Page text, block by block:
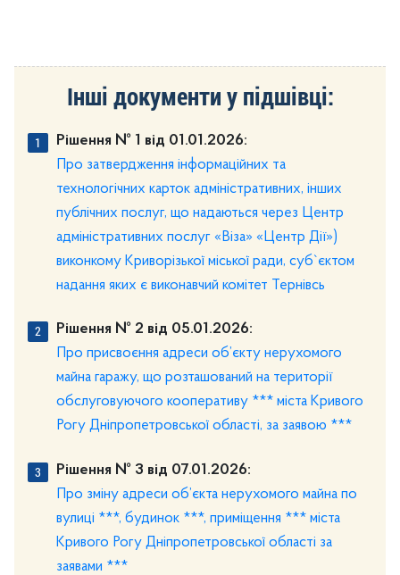
Інші документи у підшівці:
Рішення № 1 від 01.01.2026:
Про затвердження інформаційних тa
технологічних карток адміністративних, інших
публічних послуг, що надаються через Центр
адміністративних послуг «Віза» «Центр Дії»)
виконкому Криворізької міської ради, суб`єктом
надання яких є виконавчий комітет Тернівсь
Рішення № 2 від 05.01.2026:
Про присвоєння адреси об’єкту нерухомого
майна гаражу, що розташований на території
обслуговуючого кооперативу *** міста Кривого
Рогу Дніпропетровської області, за заявою ***
Рішення № 3 від 07.01.2026:
Про зміну адреси об’єкта нерухомого майна по
вулиці ***, будинок ***, приміщення *** міста
Кривого Рогу Дніпропетровської області за
заявами ***